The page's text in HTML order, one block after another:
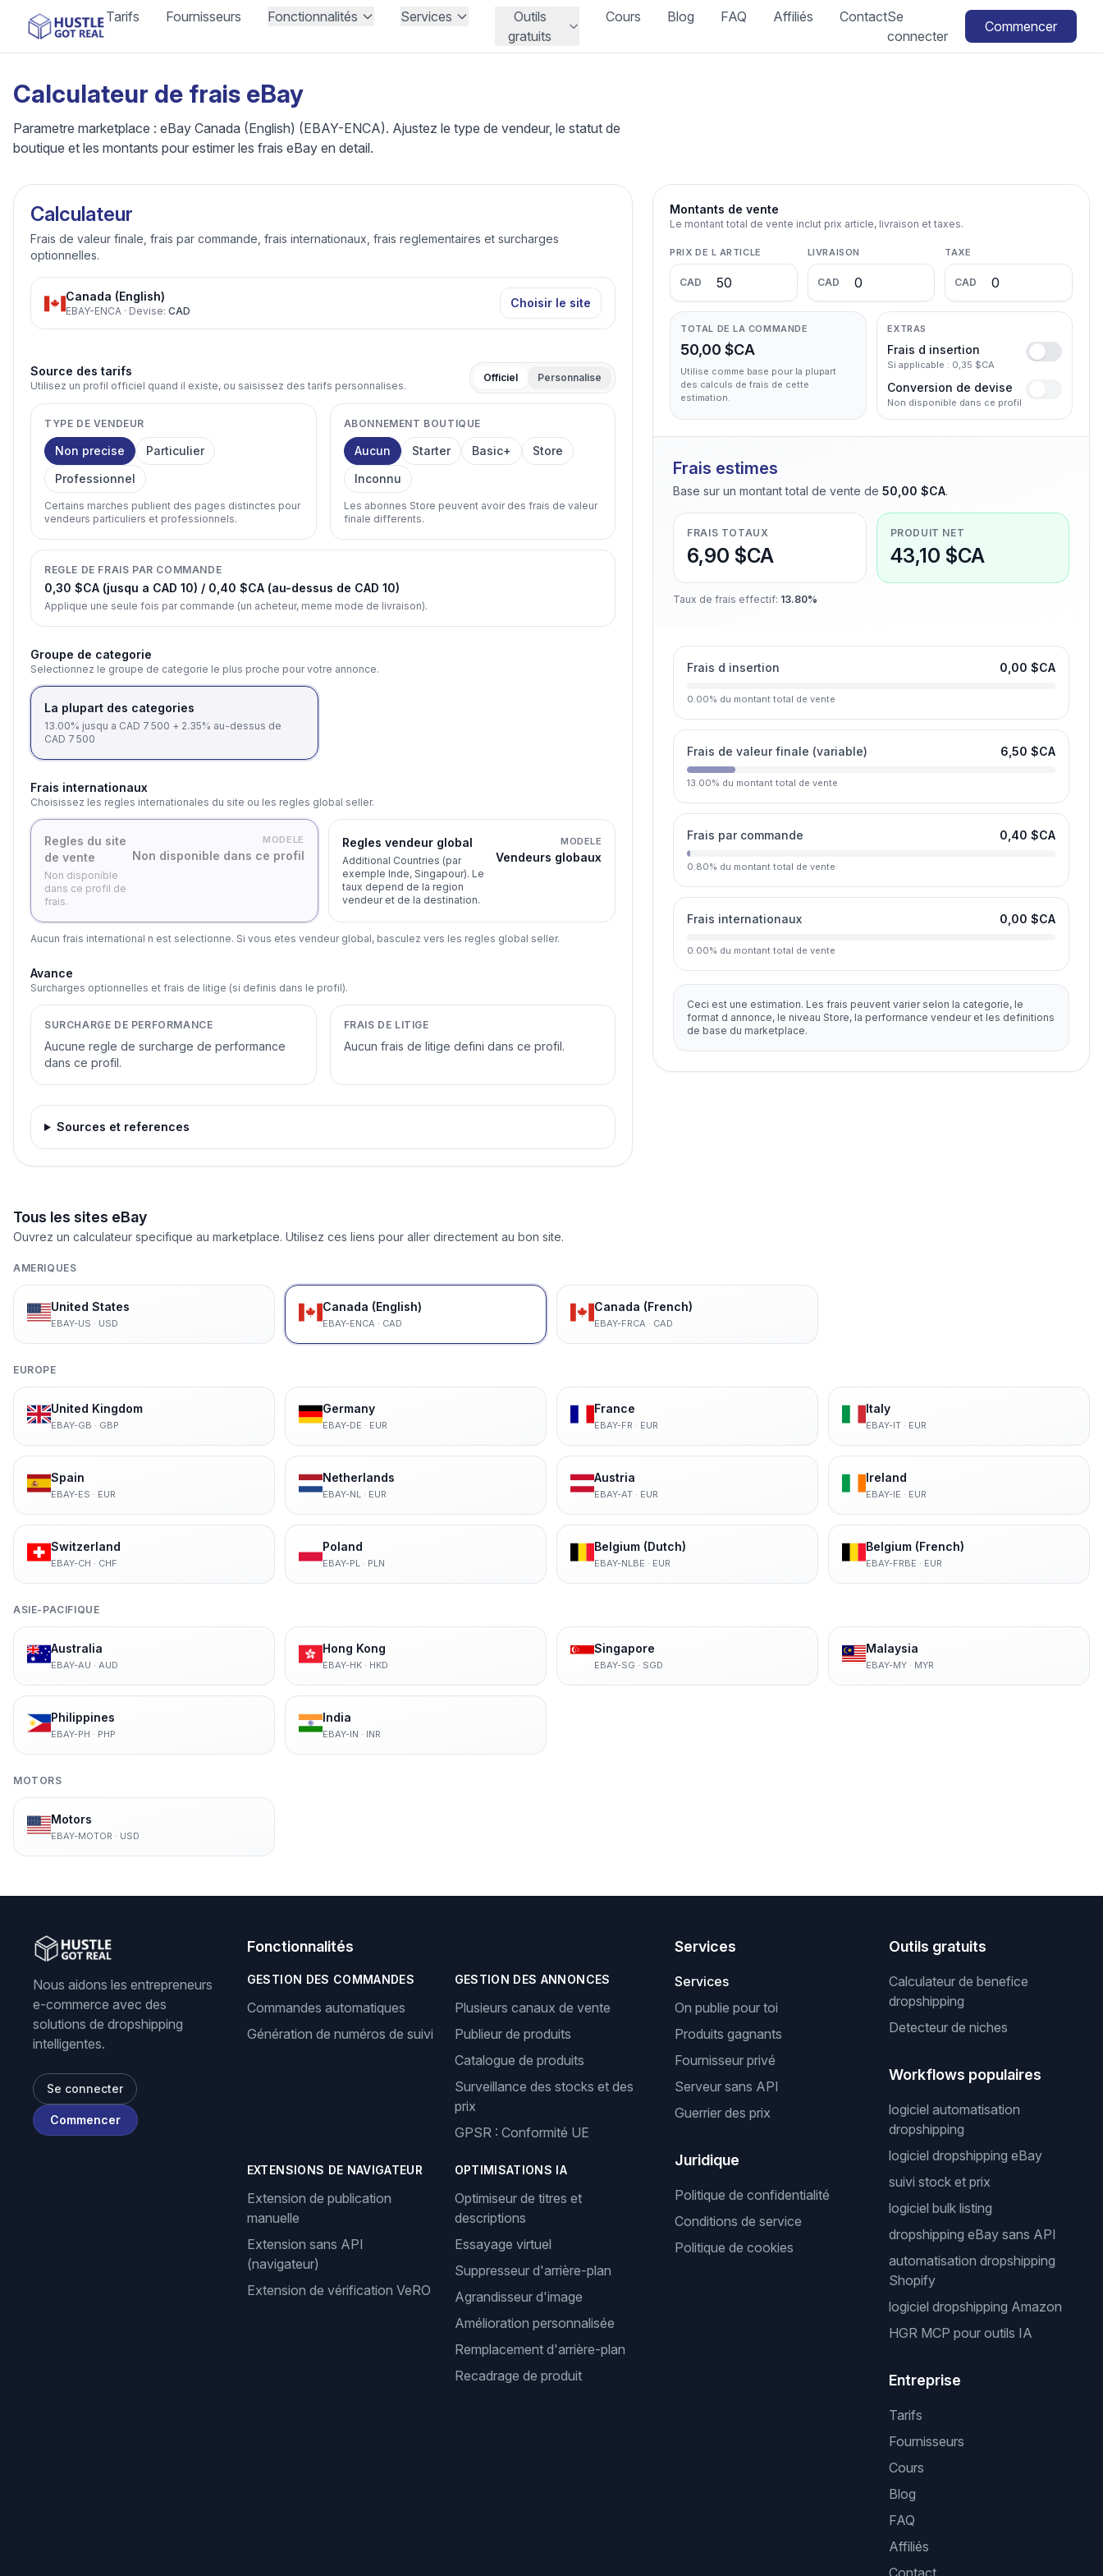
Tarifs Fournisseurs Fonctionnalités Services
Outils
gratuits
Cours Blog FAQ Affiliés ContactSe
connecter
Commencer
Calculateur de frais eBay
Parametre marketplace : eBay Canada (English) (EBAY-ENCA). Ajustez le type de vendeur, le statut de
boutique et les montants pour estimer les frais eBay en detail.
Calculateur
Frais de valeur finale, frais par commande, frais internationaux, frais reglementaires et surcharges
optionnelles.
Canada (English)
EBAY-ENCA· Devise: CAD
Choisir le site
Source des tarifs
Utilisez un profil officiel quand il existe, ou saisissez des tarifs personnalises.
Officiel Personnalise
TYPE DE VENDEUR
Non precise
Particulier
Professionnel
Certains marches publient des pages distinctes pour
vendeurs particuliers et professionnels.
ABONNEMENT BOUTIQUE
Aucun Starter Basic+
Store
Inconnu
Les abonnes Store peuvent avoir des frais de valeur
finale differents.
REGLE DE FRAIS PAR COMMANDE
0,30 $CA (jusqu a CAD 10) / 0,40 $CA (au-dessus de CAD 10)
Applique une seule fois par commande (un acheteur, meme mode de livraison).
Groupe de categorie
Selectionnez le groupe de categorie le plus proche pour votre annonce.
La plupart des categories
13.00% jusqu a CAD 7 500 + 2.35% au-dessus de
CAD 7 500
Frais internationaux
Choisissez les regles internationales du site ou les regles global seller.
Regles du site
de vente
Non disponible
dans ce profil de
frais.
MODELE
Non disponible dans ce profil
Regles vendeur global
Additional Countries (par
exemple Inde, Singapour). Le
taux depend de la region
vendeur et de la destination.
MODELE
Vendeurs globaux
Aucun frais international n est selectionne. Si vous etes vendeur global, basculez vers les regles global seller.
Avance
Surcharges optionnelles et frais de litige (si definis dans le profil).
SURCHARGE DE PERFORMANCE
Aucune regle de surcharge de performance
dans ce profil.
FRAIS DE LITIGE
Aucun frais de litige defini dans ce profil.
Sources et references
Montants de vente
Le montant total de vente inclut prix article, livraison et taxes.
PRIX DE L ARTICLE
CAD
LIVRAISON
CAD
TAXE
CAD
TOTAL DE LA COMMANDE
50,00 $CA
Utilise comme base pour la plupart
des calculs de frais de cette
estimation.
EXTRAS
Frais d insertion
Si applicable : 0,35 $CA
Conversion de devise
Non disponible dans ce profil
Frais estimes
Base sur un montant total de vente de 50,00 $CA.
FRAIS TOTAUX
6,90 $CA
PRODUIT NET
43,10 $CA
Taux de frais effectif: 13.80%
Frais d insertion 0,00 $CA
0.00% du montant total de vente
Frais de valeur finale (variable) 6,50 $CA
13.00% du montant total de vente
Frais par commande 0,40 $CA
0.80% du montant total de vente
Frais internationaux 0,00 $CA
0.00% du montant total de vente
Ceci est une estimation. Les frais peuvent varier selon la categorie, le
format d annonce, le niveau Store, la performance vendeur et les definitions
de base du marketplace.
Tous les sites eBay
Ouvrez un calculateur specifique au marketplace. Utilisez ces liens pour aller directement au bon site.
AMERIQUES
United States
EBAY-US · USD
Canada (English)
EBAY-ENCA · CAD
Canada (French)
EBAY-FRCA · CAD
EUROPE
United Kingdom
EBAY-GB · GBP
Germany
EBAY-DE · EUR
France
EBAY-FR · EUR
Italy
EBAY-IT· EUR
Spain
EBAY-ES · EUR
Netherlands
EBAY-NL· EUR
Austria
EBAY-AT· EUR
Ireland
EBAY-IE · EUR
Switzerland
EBAY-CH · CHF
Poland
EBAY-PL· PLN
Belgium (Dutch)
EBAY-NLBE · EUR
Belgium (French)
EBAY-FRBE · EUR
ASIE-PACIFIQUE
Australia
EBAY-AU · AUD
Hong Kong
EBAY-HK· HKD
Singapore
EBAY-SG · SGD
Malaysia
EBAY-MY· MYR
Philippines
EBAY-PH · PHP
India
EBAY-IN · INR
MOTORS
Motors
EBAY-MOTOR · USD
Nous aidons les entrepreneurs
e-commerce avec des
solutions de dropshipping
intelligentes.
Se connecter
Commencer
Fonctionnalités
GESTION DES COMMANDES
Commandes automatiques
Génération de numéros de suivi
GESTION DES ANNONCES
Plusieurs canaux de vente
Publieur de produits
Catalogue de produits
Surveillance des stocks et des
prix
GPSR : Conformité UE
EXTENSIONS DE NAVIGATEUR
Extension de publication
manuelle
Extension sans API
(navigateur)
Extension de vérification VeRO
OPTIMISATIONS IA
Optimiseur de titres et
descriptions
Essayage virtuel
Suppresseur d'arrière-plan
Agrandisseur d'image
Amélioration personnalisée
Remplacement d'arrière-plan
Recadrage de produit
Services
Services
On publie pour toi
Produits gagnants
Fournisseur privé
Serveur sans API
Guerrier des prix
Juridique
Politique de confidentialité
Conditions de service
Politique de cookies
Outils gratuits
Calculateur de benefice
dropshipping
Detecteur de niches
Workflows populaires
logiciel automatisation
dropshipping
logiciel dropshipping eBay
suivi stock et prix
logiciel bulk listing
dropshipping eBay sans API
automatisation dropshipping
Shopify
logiciel dropshipping Amazon
HGR MCP pour outils IA
Entreprise
Tarifs
Fournisseurs
Cours
Blog
FAQ
Affiliés
Contact